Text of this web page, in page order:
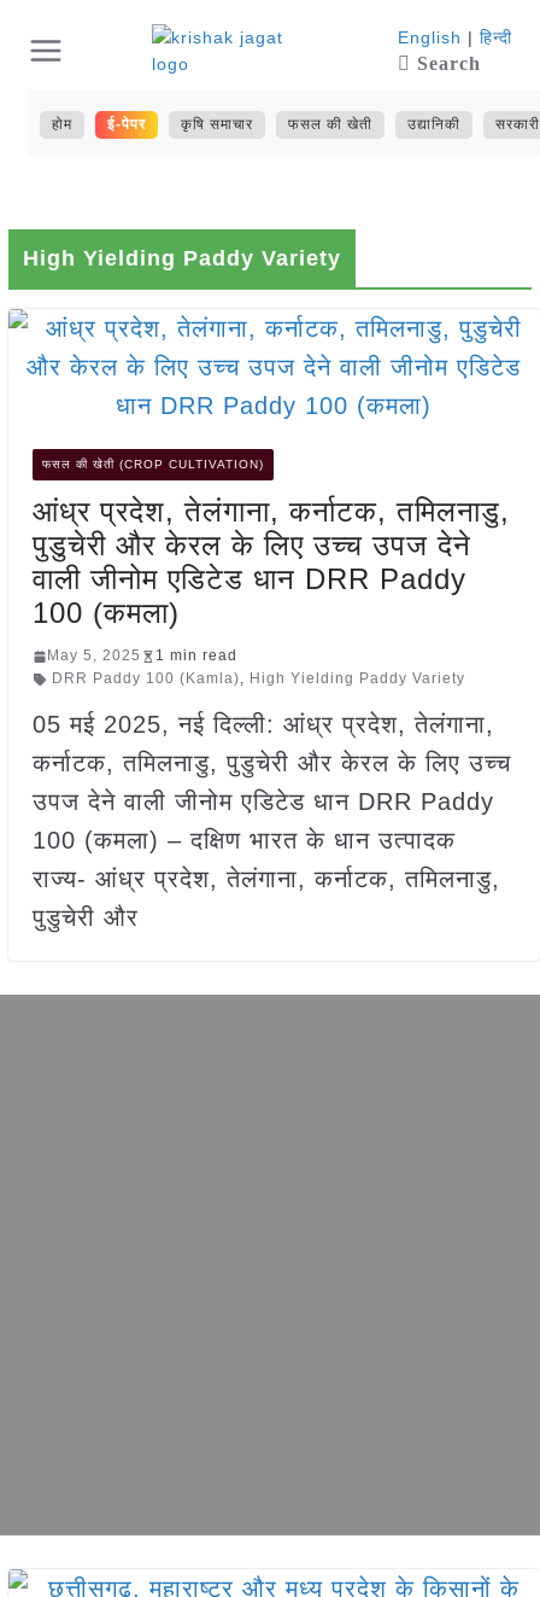
content
English | हिन्दी
Search
होम ई-पेपर कृषि समाचार फसल की खेती उद्यानिकी
High Yielding Paddy Variety
फसल की खेती (CROP CULTIVATION)
आंध्र प्रदेश, तेलंगाना, कर्नाटक, तमिलनाडु,
पुडुचेरी और केरल के लिए उच्च उपज देने
वाली जीनोम एडिटेड धान DRR Paddy
100 (कमला)
May 5, 2025
1 min read
DRR Paddy 100 (Kamla), High Yielding Paddy Variety
05 मई 2025, नई दिल्ली: आंध्र प्रदेश, तेलंगाना,
कर्नाटक, तमिलनाडु, पुडुचेरी और केरल के लिए उच्च
उपज देने वाली जीनोम एडिटेड धान DRR Paddy
100 (कमला) – दक्षिण भारत के धान उत्पादक
राज्य- आंध्र प्रदेश, तेलंगाना, कर्नाटक, तमिलनाडु,
पुडुचेरी और